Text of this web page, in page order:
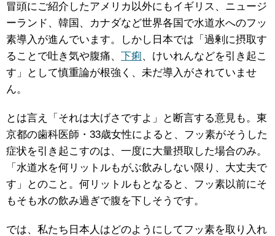
冒頭にご紹介したアメリカ以外にもイギリス、ニュージ
ーランド、韓国、カナダなど世界各国で水道水へのフッ
素導入が進んでいます。しかし日本では「過剰に摂取す
ることで吐き気や腹痛、 下痢、けいれんなどを引き起こ
す」として慎重論が根強く、未だ導入がされていませ
ん。
とは言え「それは大げさですよ」と断言する意見も。東
京都の歯科医師・33歳女性によると、フッ素がそうした
症状を引き起こすのは、一度に大量摂取した場合のみ。
「水道水を何リットルもがぶ飲みしない限り、大丈夫で
す」とのこと。何リットルもとなると、フッ素以前にそ
もそも水の飲み過ぎで腹を下しそうです。
では、私たち日本人はどのようにしてフッ素を取り入れ